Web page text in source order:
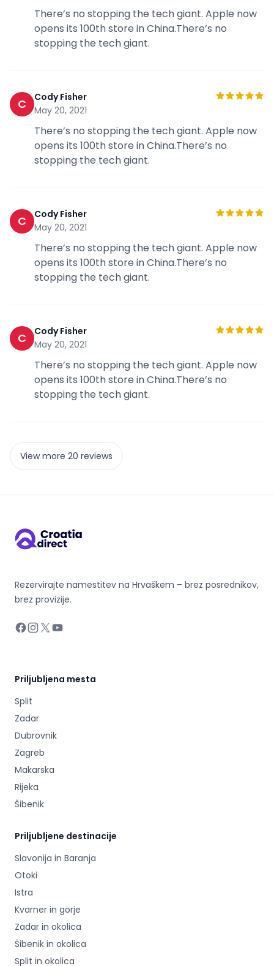
There’s no stopping the tech giant. Apple now
opens its 100th store in China.There’s no
stopping the tech giant.
C
Cody Fisher
May 20, 2021
There’s no stopping the tech giant. Apple now
opens its 100th store in China.There’s no
stopping the tech giant.
C
Cody Fisher
May 20, 2021
There’s no stopping the tech giant. Apple now
opens its 100th store in China.There’s no
stopping the tech giant.
C
Cody Fisher
May 20, 2021
There’s no stopping the tech giant. Apple now
opens its 100th store in China.There’s no
stopping the tech giant.
View more 20 reviews
Rezervirajte namestitev na Hrvaškem – brez posrednikov,
brez provizije.
Facebook
Instagram
X YouTube
Priljubljena mesta
Split
Zadar
Dubrovnik
Zagreb
Makarska
Rijeka
Šibenik
Priljubljene destinacije
Slavonija in Baranja
Otoki
Istra
Kvarner in gorje
Zadar in okolica
Šibenik in okolica
Split in okolica